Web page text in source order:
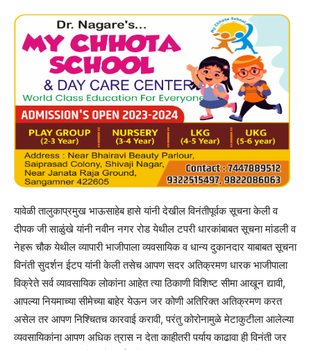
यावेळी तालुकाप्रमुख भाऊसाहेब हासे यांनी देखील विनंतीपूर्वक सूचना केली व
दीपक जी साळुंखे यांनी नवीन नगर रोड येथील टपरी धारकांबाबत सूचना मांडली व
नेहरू चौक येथील व्यापारी भाजीपाला व्यवसायिक व धान्य दुकानदार याबाबत सूचना
विनंती सुदर्शन ईटप यांनी केली तसेच आपण सदर अतिक्रमण धारक भाजीपाला
विक्रेते सर्व व्यावसायिक लोकांना आहेत त्या ठिकाणी विशिष्ट सीमा आखून द्यावी,
आपल्या नियमाच्या सीमेच्या बाहेर येऊन जर कोणी अतिरिक्त अतिक्रमण करत
असेल तर आपण निश्चितच कारवाई करावी, परंतु कोरोनामुळे मेटाकुटीला आलेल्या
व्यवसायिकांना आपण अधिक त्रास न देता काहीतरी पर्याय काढावा ही विनंती जर